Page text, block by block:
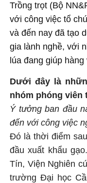
Trồng trọt (Bộ
với công việc tổ
và đến nay đã tạo
gia lành nghề, với
lúa đang giúp
Dưới đây là
nhóm phóng viên
Ý tưởng ban đầu
đến với công việc
Đó là thời điểm
đầu xuất khẩu
Tín, Viện Nghiên
trường Đại học